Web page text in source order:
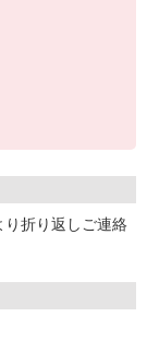
り折り返しご連絡